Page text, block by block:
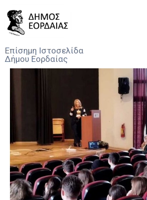
Επίσημη Ιστοσελίδα
Δήμου Εορδαίας
Ο
Δήμου
Προσκλήσεις
Αποφάσεις